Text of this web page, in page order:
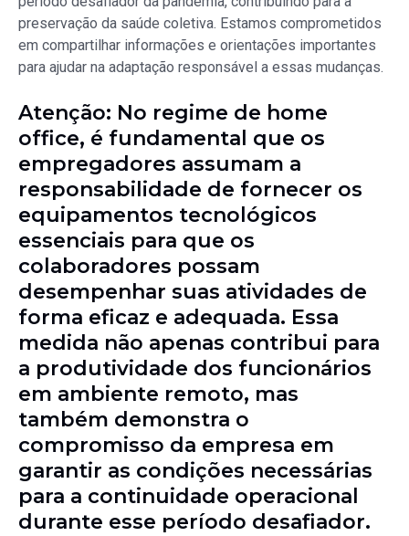
preservação da saúde coletiva. Estamos comprometidos
em compartilhar informações e orientações importantes
para ajudar na adaptação responsável a essas mudanças.
Atenção: No regime de home
office, é fundamental que os
empregadores assumam a
responsabilidade de fornecer os
equipamentos tecnológicos
essenciais para que os
colaboradores possam
desempenhar suas atividades de
forma eficaz e adequada. Essa
medida não apenas contribui para
a produtividade dos funcionários
em ambiente remoto, mas
também demonstra o
compromisso da empresa em
garantir as condições necessárias
para a continuidade operacional
durante esse período desafiador.